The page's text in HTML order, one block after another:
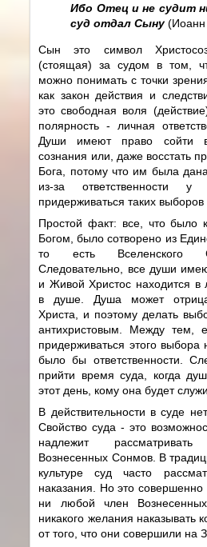
Ибо Отец и не судит
суд отдал Сыну(Иоанн
Сын это символ
(стоящая) за судом в том,
можно понимать с точки
как закон действия и
это свободная воля
полярность - личная
Души имеют право сойти в
сознания или, даже восстать
Бога, потому что им была
из-за ответственности
придерживаться таких выборов
Простой факт: все, что было
Богом, было сотворено из
то есть Вселенского
Следовательно, все души
и Живой Христос находится в
в душе. Душа может
Христа, и поэтому делать
антихристовым. Между тем,
придерживаться этого выбора
было бы ответственности.
прийти время суда, когда
этот день, кому она будет
В действительности в суде
Свойство суда - это
надлежит
Вознесенных Сонмов. В
культуре суд часто
наказания. Но это совершенно
ни любой член
никакого желания наказывать
от того, что они совершили на